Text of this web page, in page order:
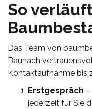
So
Das Team von
Baunach
Kontaktaufnahme bis
Erstgespräch
jederzeit für Sie